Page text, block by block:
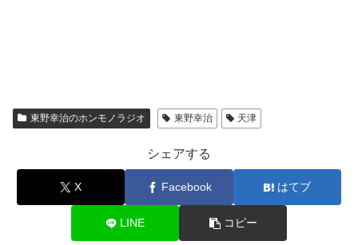
東野幸治のホンモノラジオ 東野幸治 天津
シェアする
X Facebook はてブ
LINE コピー